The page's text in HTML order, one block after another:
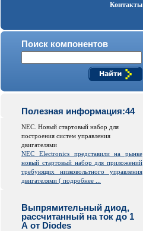
Контакты
Поиск компонентов
Полезная информация:44
NEC. Новый стартовый набор для
построения систем управления
двигателями
NEC
Electronicsпредставили на рынке
новый стартовый набор для приложений
требующих низковольтного управления
двигателями ( подробнее ...
Выпрямительный диод,
рассчитанный на ток до 1
А от Diodes